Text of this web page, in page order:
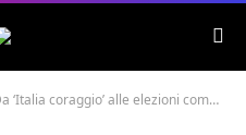
coraggio’ alle elezioni comunali: in piazza comincia a muoversi il Pd di Fasano